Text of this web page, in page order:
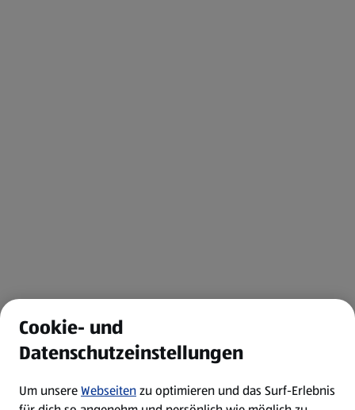
Cookie- und
Datenschutzeinstellungen
Um unsereWebseitenzu optimieren und das Surf-Erlebnis